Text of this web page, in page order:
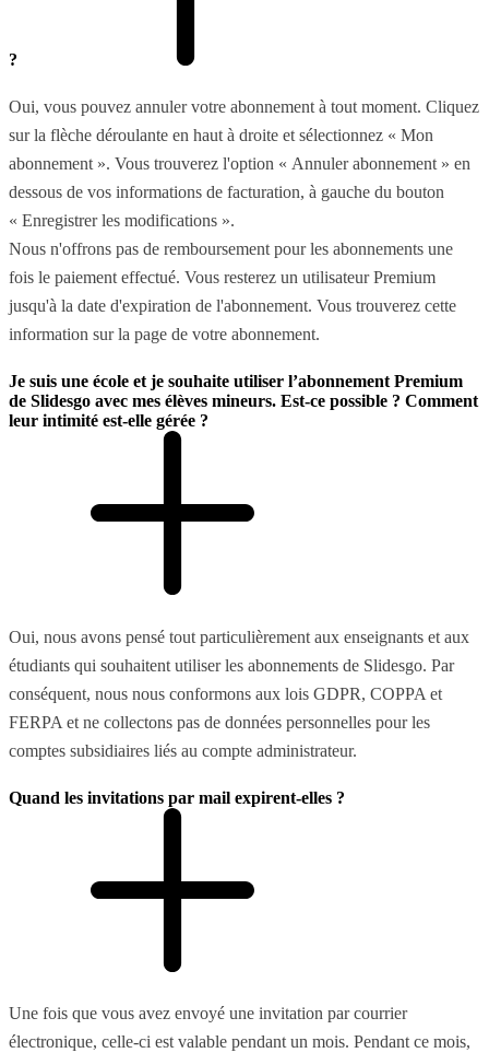
?
Oui, vous pouvez annuler votre abonnement à tout moment. Cliquez
sur la flèche déroulante en haut à droite et sélectionnez « Mon
abonnement ». Vous trouverez l'option « Annuler abonnement » en
dessous de vos informations de facturation, à gauche du bouton
« Enregistrer les modifications ».
Nous n'offrons pas de remboursement pour les abonnements une
fois le paiement effectué. Vous resterez un utilisateur Premium
jusqu'à la date d'expiration de l'abonnement. Vous trouverez cette
information sur la page de votre abonnement.
Je suis une école et je souhaite utiliser l’abonnement Premium
de Slidesgo avec mes élèves mineurs. Est-ce possible ? Comment
leur intimité est-elle gérée ?
Oui, nous avons pensé tout particulièrement aux enseignants et aux
étudiants qui souhaitent utiliser les abonnements de Slidesgo. Par
conséquent, nous nous conformons aux lois GDPR, COPPA et
FERPA et ne collectons pas de données personnelles pour les
comptes subsidiaires liés au compte administrateur.
Quand les invitations par mail expirent-elles ?
Une fois que vous avez envoyé une invitation par courrier
électronique, celle-ci est valable pendant un mois. Pendant ce mois,